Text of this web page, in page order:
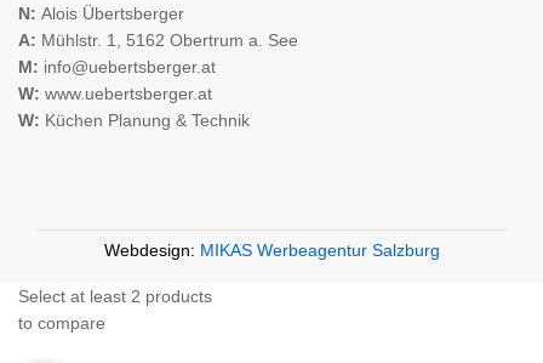
N: Alois Übertsberger
A: Mühlstr. 1, 5162 Obertrum a. See
M: info@uebertsberger.at
W: www.uebertsberger.at
W: Küchen Planung & Technik
Webdesign: MIKAS Werbeagentur Salzburg
Select at least 2 products
to compare